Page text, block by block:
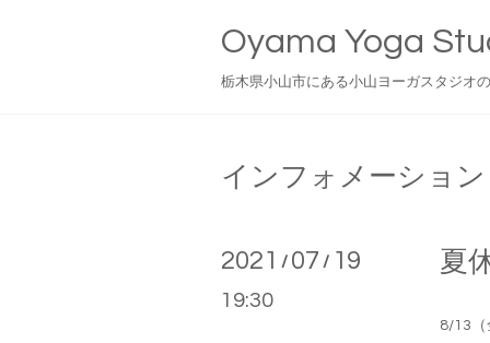
Oyama Yoga
栃木県小山市にある小山ヨーガスタジオ
インフォメーション
2021 / 07 / 19
19:30
夏
8/13（